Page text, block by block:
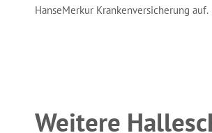
HanseMerkur Krankenversicherung auf.
Weitere